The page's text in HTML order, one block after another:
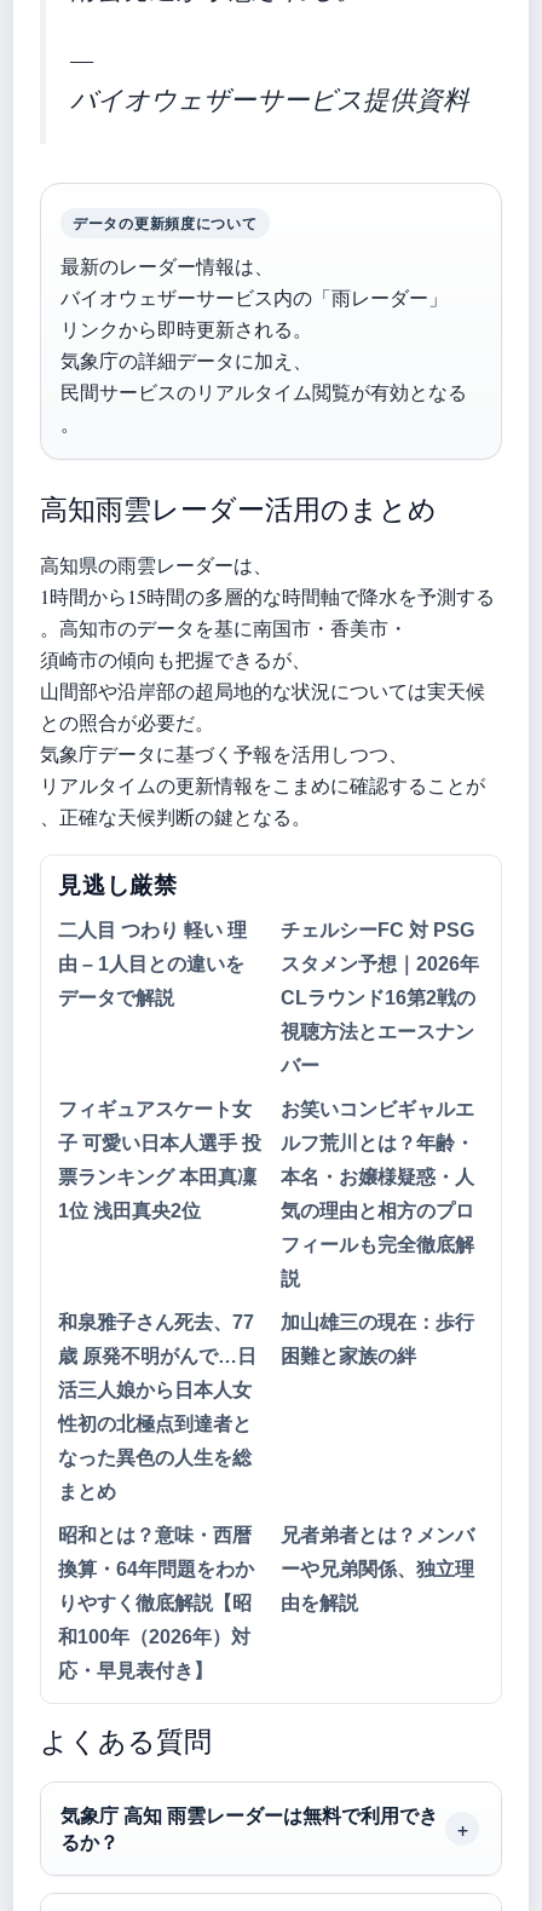
—
バイオウェザーサービス提供資料
データの更新頻度について
最新のレーダー情報は、
バイオウェザーサービス内の「雨レーダー」
リンクから即時更新される。
気象庁の詳細データに加え、
民間サービスのリアルタイム閲覧が有効となる
。
高知雨雲レーダー活用のまとめ
高知県の雨雲レーダーは、
1時間から15時間の多層的な時間軸で降水を予測する
。高知市のデータを基に南国市・香美市・
須崎市の傾向も把握できるが、
山間部や沿岸部の超局地的な状況については実天候
との照合が必要だ。
気象庁データに基づく予報を活用しつつ、
リアルタイムの更新情報をこまめに確認することが
、正確な天候判断の鍵となる。
見逃し厳禁
二人目 つわり 軽い 理
由 – 1人目との違いを
データで解説
チェルシーFC 対 PSG
スタメン予想｜2026年
CLラウンド16第2戦の
視聴方法とエースナン
バー
フィギュアスケート女
子 可愛い日本人選手 投
票ランキング 本田真凜
1位 浅田真央2位
お笑いコンビギャルエ
ルフ荒川とは？年齢・
本名・お嬢様疑惑・人
気の理由と相方のプロ
フィールも完全徹底解
説
和泉雅子さん死去、77
歳 原発不明がんで…日
活三人娘から日本人女
性初の北極点到達者と
なった異色の人生を総
まとめ
加山雄三の現在：歩行
困難と家族の絆
昭和とは？意味・西暦
換算・64年問題をわか
りやすく徹底解説【昭
和100年（2026年）対
応・早見表付き】
兄者弟者とは？メンバ
ーや兄弟関係、独立理
由を解説
よくある質問
気象庁 高知 雨雲レーダーは無料で利用でき
るか？